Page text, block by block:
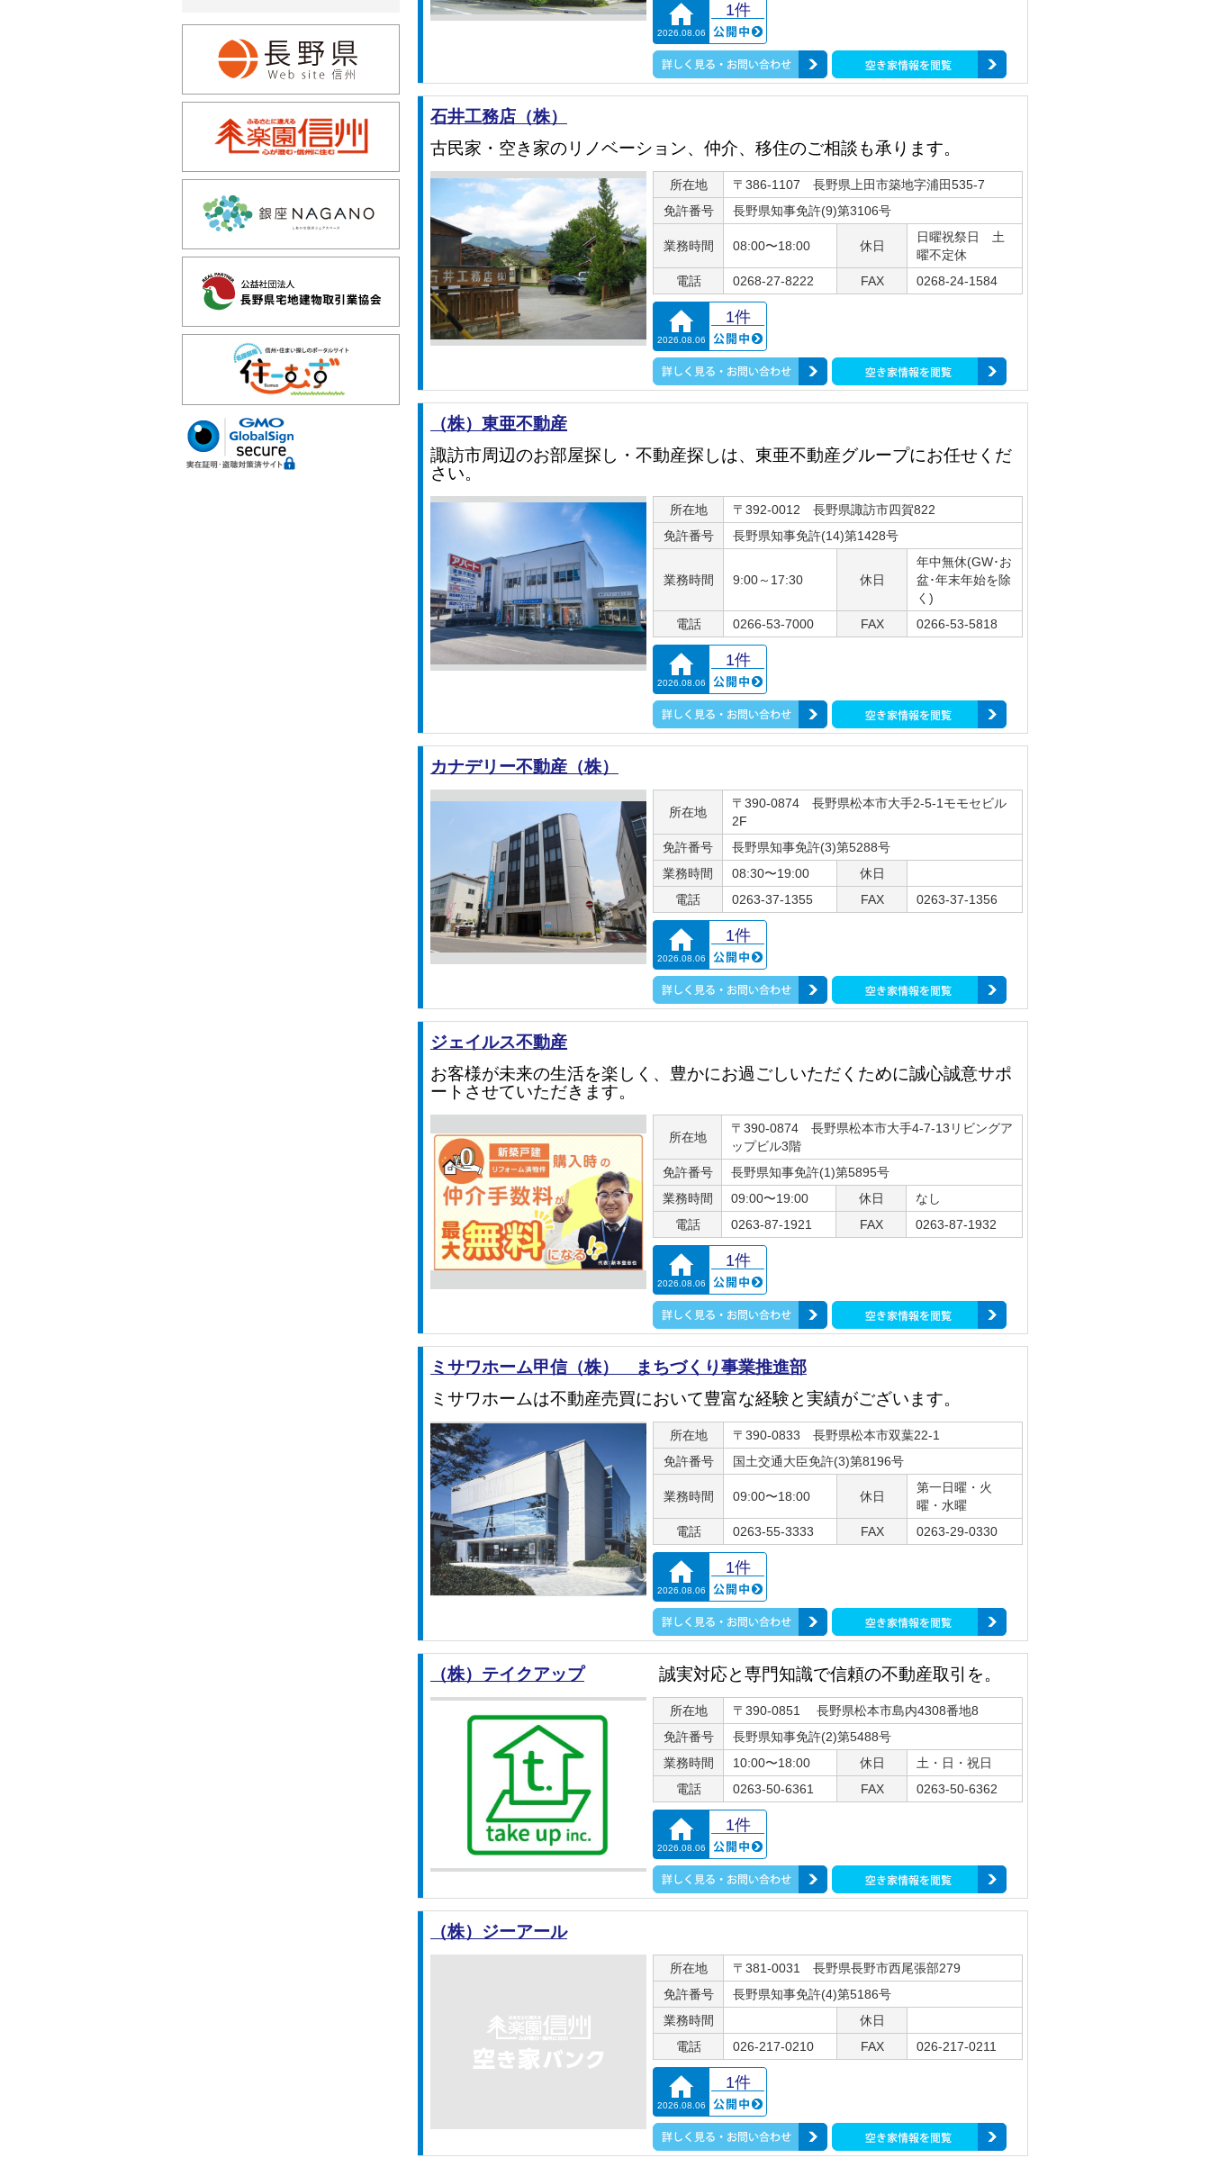
2026.08.06
1件
石井工務店（株）
古民家・空き家のリノベーション、仲介、移住のご相談も承ります。
所在地
〒386-1107 長野県上田市築地字浦田535-7
免許番号
長野県知事免許(9)第3106号
業務時間 08:00〜18:00 休日
日曜祝祭日 土
曜不定休
電話
0268-27-8222 FAX 0268-24-1584
2026.08.06
1件
（株）東亜不動産
諏訪市周辺のお部屋探し・不動産探しは、東亜不動産グループにお任せくだ
さい。
所在地
〒392-0012 長野県諏訪市四賀822
免許番号
長野県知事免許(14)第1428号
業務時間 9:00～17:30 休日
年中無休(GW･お
盆･年末年始を除
く)
電話
0266-53-7000 FAX 0266-53-5818
2026.08.06
1件
カナデリー不動産（株）
所在地
〒390-0874 長野県松本市大手2-5-1モモセビル
2F
免許番号
長野県知事免許(3)第5288号
業務時間
08:30〜19:00
休日
電話
0263-37-1355 FAX 0263-37-1356
2026.08.06
1件
ジェイルス不動産
お客様が未来の生活を楽しく、豊かにお過ごしいただくために誠心誠意サポ
ートさせていただきます。
所在地
〒390-0874 長野県松本市大手4-7-13リビングア
ップビル3階
免許番号
長野県知事免許(1)第5895号
業務時間
09:00〜19:00 休日
なし
電話
0263-87-1921 FAX 0263-87-1932
2026.08.06
1件
ミサワホーム甲信（株） まちづくり事業推進部
ミサワホームは不動産売買において豊富な経験と実績がございます。
所在地
〒390-0833 長野県松本市双葉22-1
免許番号
国土交通大臣免許(3)第8196号
業務時間 09:00〜18:00 休日
第一日曜・火
曜・水曜
電話
0263-55-3333 FAX 0263-29-0330
2026.08.06
1件
（株）テイクアップ 誠実対応と専門知識で信頼の不動産取引を。
所在地
〒390-0851 長野県松本市島内4308番地8
免許番号
長野県知事免許(2)第5488号
業務時間
10:00〜18:00 休日
土・日・祝日
電話
0263-50-6361 FAX 0263-50-6362
2026.08.06
1件
（株）ジーアール
所在地
〒381-0031 長野県長野市西尾張部279
免許番号
長野県知事免許(4)第5186号
業務時間
休日
電話
026-217-0210 FAX 026-217-0211
2026.08.06
1件